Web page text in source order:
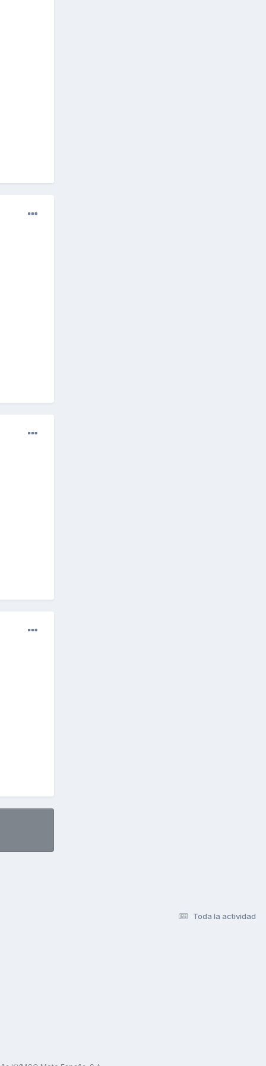
Toda la actividad